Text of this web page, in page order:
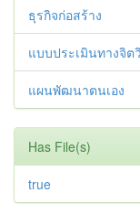
ธุรกิจก่อสร้าง
แบบประเมินทางจิต
แผนพัฒนาตนเอง
Has File(s)
true